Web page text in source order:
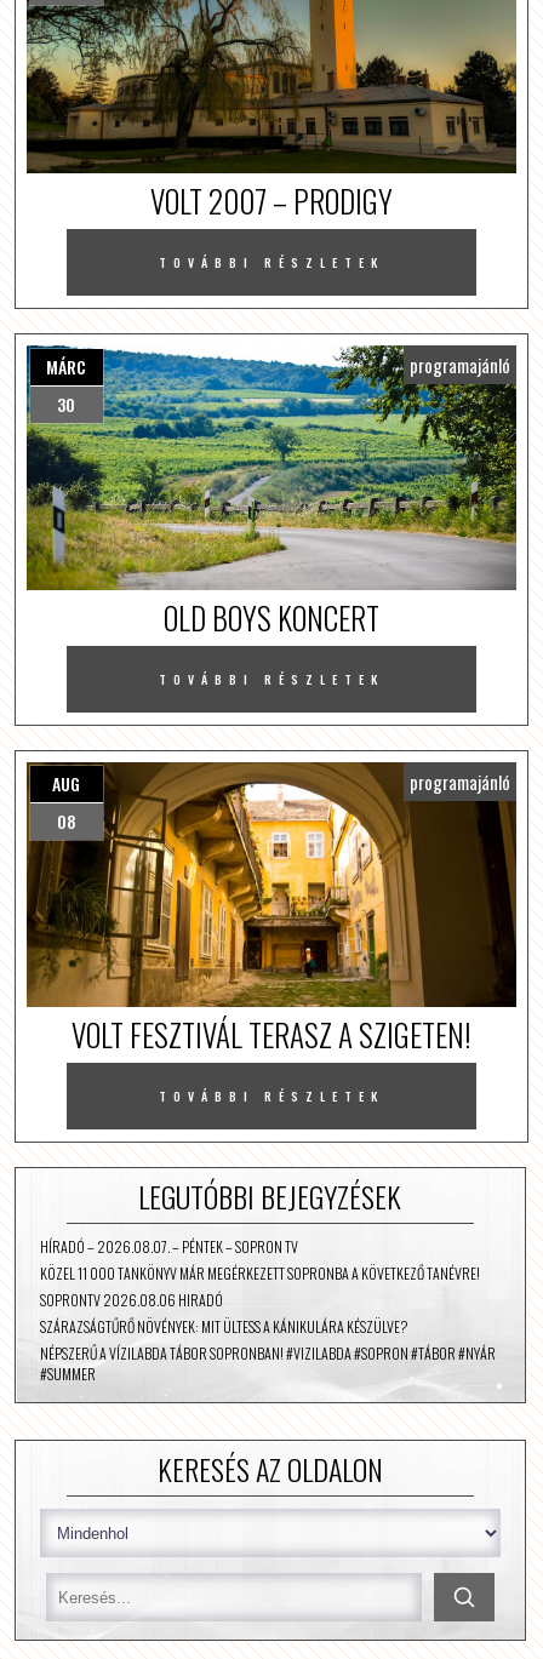
VOLT 2007 – PRODIGY
TOVÁBBI RÉSZLETEK
MÁRC
30
programajánló
OLD BOYS KONCERT
TOVÁBBI RÉSZLETEK
AUG
08
programajánló
VOLT FESZTIVÁL TERASZ A SZIGETEN!
TOVÁBBI RÉSZLETEK
LEGUTÓBBI BEJEGYZÉSEK
HÍRADÓ – 2026.08.07. – PÉNTEK – SOPRON TV
KÖZEL 11 000 TANKÖNYV MÁR MEGÉRKEZETT SOPRONBA A KÖVETKEZŐ TANÉVRE!
SOPRONTV 2026.08.06 HIRADÓ
SZÁRAZSÁGTŰRŐ NÖVÉNYEK: MIT ÜLTESS A KÁNIKULÁRA KÉSZÜLVE?
NÉPSZERŰ A VÍZILABDA TÁBOR SOPRONBAN! #VIZILABDA #SOPRON #TÁBOR #NYÁR
#SUMMER
KERESÉS AZ OLDALON